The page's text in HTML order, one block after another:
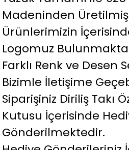
Madeninden
Ürünlerimizin
Logomuz
Farklı Renk ve Desen
Bizimle İletişime
Siparişiniz Diriliş Takı
Kutusu İçerisinde
Gönderilmektedir.